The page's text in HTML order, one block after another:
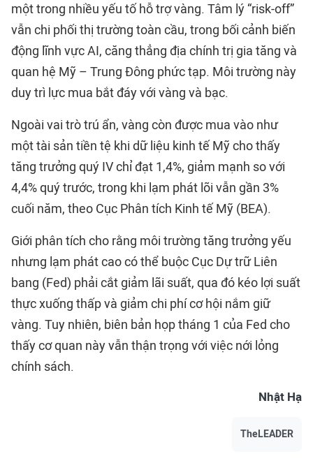
một trong nhiều yếu tố hỗ trợ vàng. Tâm lý “risk-off”
vẫn chi phối thị trường toàn cầu, trong bối cảnh biến
động lĩnh vực AI, căng thẳng địa chính trị gia tăng và
quan hệ Mỹ – Trung Đông phức tạp. Môi trường này
duy trì lực mua bắt đáy với vàng và bạc.
Ngoài vai trò trú ẩn, vàng còn được mua vào như
một tài sản tiền tệ khi dữ liệu kinh tế Mỹ cho thấy
tăng trưởng quý IV chỉ đạt 1,4%, giảm mạnh so với
4,4% quý trước, trong khi lạm phát lõi vẫn gần 3%
cuối năm, theo Cục Phân tích Kinh tế Mỹ (BEA).
Giới phân tích cho rằng môi trường tăng trưởng yếu
nhưng lạm phát cao có thể buộc Cục Dự trữ Liên
bang (Fed) phải cắt giảm lãi suất, qua đó kéo lợi suất
thực xuống thấp và giảm chi phí cơ hội nắm giữ
vàng. Tuy nhiên, biên bản họp tháng 1 của Fed cho
thấy cơ quan này vẫn thận trọng với việc nới lỏng
chính sách.
Nhật Hạ
TheLEADER